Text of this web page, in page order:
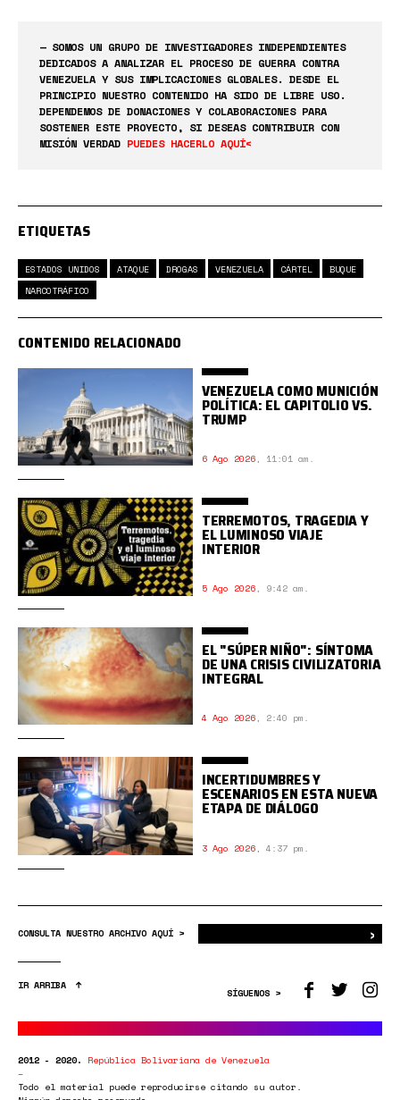
— SOMOS UN GRUPO DE INVESTIGADORES INDEPENDIENTES
DEDICADOS A ANALIZAR EL PROCESO DE GUERRA CONTRA
VENEZUELA Y SUS IMPLICACIONES GLOBALES. DESDE EL
PRINCIPIO NUESTRO CONTENIDO HA SIDO DE LIBRE USO.
DEPENDEMOS DE DONACIONES Y COLABORACIONES PARA
SOSTENER ESTE PROYECTO, SI DESEAS CONTRIBUIR CON
MISIÓN VERDAD PUEDES HACERLO AQUÍ<
ETIQUETAS
ESTADOS UNIDOS ATAQUE DROGAS VENEZUELA CÁRTEL
BUQUE
NARCOTRÁFICO
CONTENIDO RELACIONADO
VENEZUELA COMO MUNICIÓN
POLÍTICA: EL CAPITOLIO VS.
TRUMP
6 Ago 2026, 11:01 am.
TERREMOTOS, TRAGEDIA Y
EL LUMINOSO VIAJE
INTERIOR
5 Ago 2026, 9:42 am.
EL "SÚPER NIÑO": SÍNTOMA
DE UNA CRISIS CIVILIZATORIA
INTEGRAL
4 Ago 2026, 2:40 pm.
INCERTIDUMBRES Y
ESCENARIOS EN ESTA NUEVA
ETAPA DE DIÁLOGO
3 Ago 2026, 4:37 pm.
CONSULTA NUESTRO ARCHIVO AQUÍ > ›
IR ARRIBA
SÍGUENOS >
2012 - 2020. República Bolivariana de Venezuela
Todo el material puede reproducirse citando su autor.